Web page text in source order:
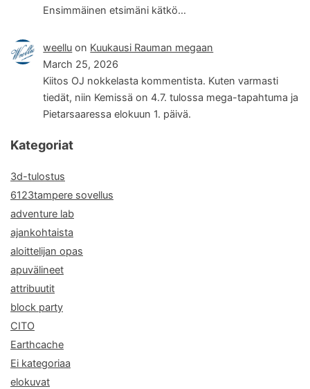
Ensimmäinen etsimäni kätkö…
weellu on Kuukausi Rauman megaan
March 25, 2026
Kiitos OJ nokkelasta kommentista. Kuten varmasti
tiedät, niin Kemissä on 4.7. tulossa mega-tapahtuma ja
Pietarsaaressa elokuun 1. päivä.
Kategoriat
3d-tulostus
6123tampere sovellus
adventure lab
ajankohtaista
aloittelijan opas
apuvälineet
attribuutit
block party
CITO
Earthcache
Ei kategoriaa
elokuvat